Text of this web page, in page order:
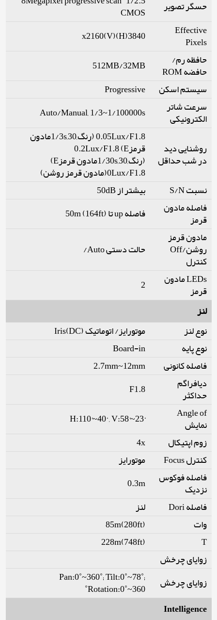
حسگر تصویر
CMOS
Effective
Pixels
3840(H)x2160(V)
حافظه رم/
حافضه ROM
512MB/32MB
سیستم اسکن
Progressive
سرعت شاتر
الکترونیکی Auto/Manual, 1/3~1/100000s
روشنایی دید
در شب حداقل
0.05Lux/F1.8 (رنگ,1/3s,30مادون
قرمزE) 0.2Lux/F1.8
(رنگ,1/30s,30مادون قرمزE)
0Lux/F1.8(مادون قرمز روشن)
نسبت S/N
بیشتر از 50dB
فاصله مادون
قرمز
فاصله up تا 50m (164ft)
مادون قرمز
روشن/Off
کنترل
حالت دستی Auto/
LEDs مادون
قرمز
2
لنز
نوع لنز
موتورایز/ اتوماتیک Iris(DC)
نوع پایه
Board-in
فاصله کانونی
2.7mm~12mm
دیافراگم
حداکثر
F1.8
Angle of
نمایش
H:110°~40° , V:58°~23°
زوم اپتیکال
4x
کنترل Focus
موتورایز
فاصله فوکوس
نزدیک
0.3m
فاصله Dori
لنز
وات
85m(280ft)
T
228m(748ft)
زوایای چرخش
زوایای چرخش
Pan:0˚~360˚; Tilt:0˚~78˚;
Rotation:0˚~360˚
Intelligence